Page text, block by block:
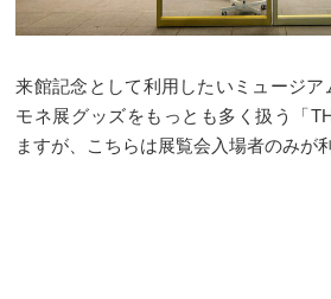
来館記念として利用したいミュージア
モネ展グッズをもっとも多く扱う「
ますが、こちらは展覧会入場者のみが